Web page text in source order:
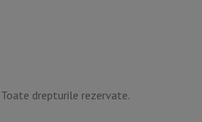
drepturile rezervate.